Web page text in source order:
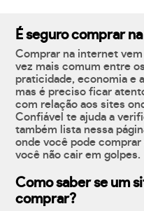
É seguro comprar
Comprar na internet
vez mais comum entre
praticidade, economia e
mas é preciso ficar
com relação aos sites
Confiável te ajuda a
também lista nessa
onde você pode
você não cair em golpes.
Como saber se um
comprar?